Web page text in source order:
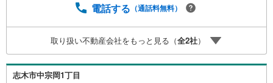
電話する （通話料無料）
取り扱い不動産会社をもっと見る（全2社）
志木市中宗岡1丁目